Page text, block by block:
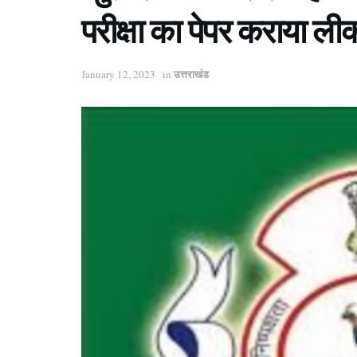
परीक्षा का पेपर कराया
January 12, 2023 in उत्तराखंड